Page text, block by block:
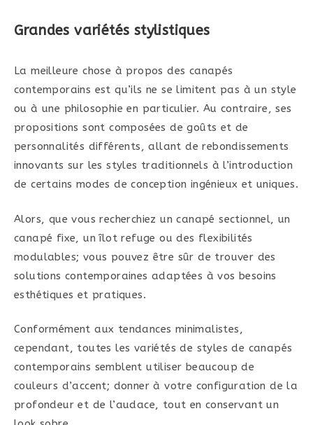
Grandes variétés stylistiques
La meilleure chose à propos des canapés
contemporains est qu’ils ne se limitent pas à un style
ou à une philosophie en particulier. Au contraire, ses
propositions sont composées de goûts et de
personnalités différents, allant de rebondissements
innovants sur les styles traditionnels à l’introduction
de certains modes de conception ingénieux et uniques.
Alors, que vous recherchiez un canapé sectionnel, un
canapé fixe, un îlot refuge ou des flexibilités
modulables; vous pouvez être sûr de trouver des
solutions contemporaines adaptées à vos besoins
esthétiques et pratiques.
Conformément aux tendances minimalistes,
cependant, toutes les variétés de styles de canapés
contemporains semblent utiliser beaucoup de
couleurs d’accent; donner à votre configuration de la
profondeur et de l’audace, tout en conservant un